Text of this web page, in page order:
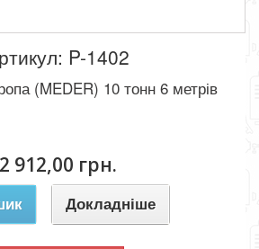
P-1402
(MEDER) 10 тонн 6 метрів
2 912,00 грн.
Докладніше